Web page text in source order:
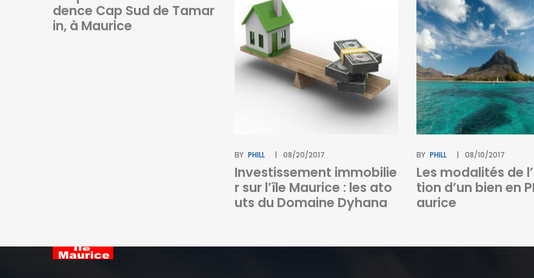
dence Cap Sud de Tamar
in, à Maurice
BY PHILL 08/20/2017
Investissement immobilie
r sur l’île Maurice : les ato
uts du Domaine Dyhana
BY PHILL 08/10/2017
Les modalités de
tion d’un bien en
aurice